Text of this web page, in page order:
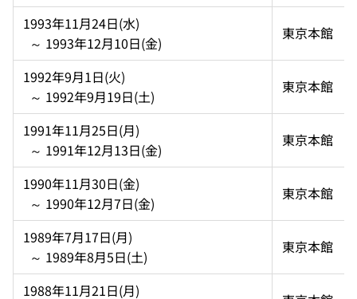
1993年11月24日(水)
  ～ 1993年12月10日(金)
東京本館
1992年9月1日(火)
  ～ 1992年9月19日(土)
東京本館
1991年11月25日(月)
  ～ 1991年12月13日(金)
東京本館
1990年11月30日(金)
  ～ 1990年12月7日(金)
東京本館
1989年7月17日(月)
  ～ 1989年8月5日(土)
東京本館
1988年11月21日(月)